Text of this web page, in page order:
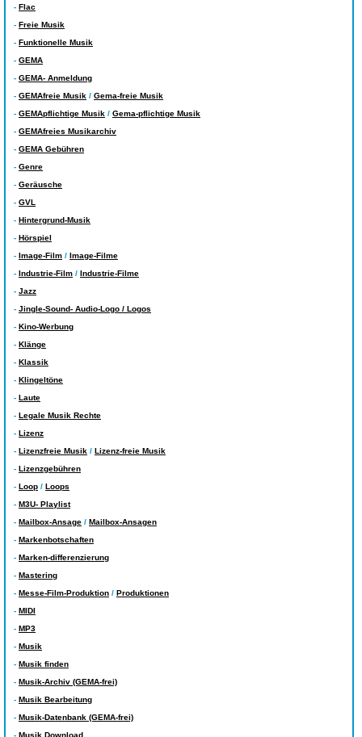
- Flac
- Freie Musik
- Funktionelle Musik
- GEMA
- GEMA- Anmeldung
- GEMAfreie Musik / Gema-freie Musik
- GEMApflichtige Musik / Gema-pflichtige Musik
- GEMAfreies Musikarchiv
- GEMA Gebühren
- Genre
- Geräusche
- GVL
- Hintergrund-Musik
- Hörspiel
- Image-Film / Image-Filme
- Industrie-Film / Industrie-Filme
- Jazz
- Jingle-Sound- Audio-Logo / Logos
- Kino-Werbung
- Klänge
- Klassik
- Klingeltöne
- Laute
- Legale Musik Rechte
- Lizenz
- Lizenzfreie Musik / Lizenz-freie Musik
- Lizenzgebühren
- Loop / Loops
- M3U- Playlist
- Mailbox-Ansage / Mailbox-Ansagen
- Markenbotschaften
- Marken-differenzierung
- Mastering
- Messe-Film-Produktion / Produktionen
- MIDI
- MP3
- Musik
- Musik finden
- Musik-Archiv (GEMA-frei)
- Musik Bearbeitung
- Musik-Datenbank (GEMA-frei)
- Musik Download